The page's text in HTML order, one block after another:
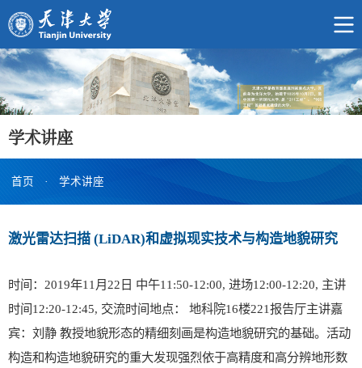
学术讲座
首页 · 学术讲座
激光雷达扫描 (LiDAR)和虚拟现实技术与构造地貌研究
时间：2019年11月22日 中午11:50-12:00, 进场12:00-12:20, 主讲
时间12:20-12:45, 交流时间地点： 地科院16楼221报告厅主讲嘉
宾：刘静 教授地貌形态的精细刻画是构造地貌研究的基础。活动
构造和构造地貌研究的重大发现强烈依于高精度和高分辨地形数